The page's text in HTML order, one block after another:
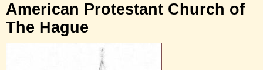
American Protestant Church of
The Hague